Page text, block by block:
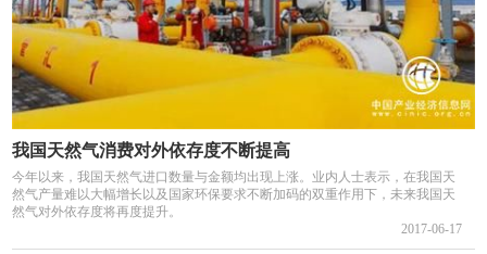
我国天然气消费对外依存度不断提高
今年以来，我国天然气进口数量与金额均出现上涨。业内人士表示，在我国天
然气产量难以大幅增长以及国家环保要求不断加码的双重作用下，未来我国天
然气对外依存度将再度提升。
2017-06-17